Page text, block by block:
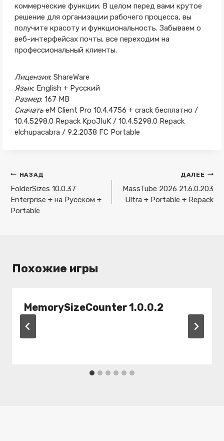
коммерческие функции. В целом перед вами крутое
решение для организации рабочего процесса, вы
получите красоту и функциональность. Забываем о
веб-интерфейсах почты, все переходим на
профессиональный клиенты.
Лицензия: ShareWare
Язык: English + Русский
Размер: 167 MB
СкачатьeM Client Pro 10.4.4756 + crack бесплатно /
10.4.5298.0 Repack KpoJIuK / 10.4.5298.0 Repack
elchupacabra / 9.2.2038 FC Portable
Навигация
по
записям
НАЗАД
FolderSizes 10.0.37
Enterprise + на Русском +
Portable
ДАЛЕЕ
MassTube 2026 21.6.0.203
Ultra + Portable + Repack
Похожие игры
MemorySizeCounter 1.0.0.2